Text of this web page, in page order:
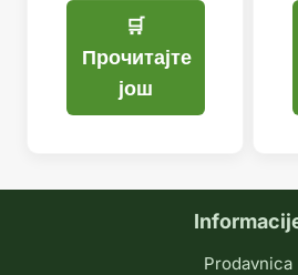
Прочитајте
још
Prodavnica